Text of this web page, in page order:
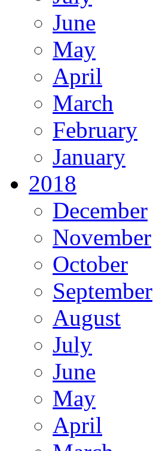
June
May
April
March
February
January
2018
December
November
October
September
August
July
June
May
April